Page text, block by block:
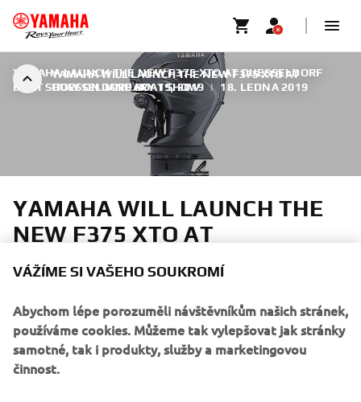
YAMAHA WILL LAUNCH THE NEW F375 XTO AT
DUESSELDORF BOAT SHOW
YAMAHA LAUNCH THE NEW F375 XTO AT DUESSELDORF
BOAT SHOW ON JANUARY 19, 2019 | 18. LEDNA 2019
YAMAHA WILL LAUNCH THE
NEW F375 XTO AT
DUESSELDORF BOAT SHOW
bring these new advances in outboard performance and
control within reach of an even wider range of boat sizes.
It shares the outstanding technology with the awesome
425hp Yamaha V8 XTO and therefore boasts significant
VÁŽÍME SI VAŠEHO SOUKROMÍ
Abychom lépe porozuměli návštěvníkům našich stránek,
používáme cookies. Můžeme tak vylepšovat jak stránky
samotné, tak i produkty, služby a marketingovou
činnost.